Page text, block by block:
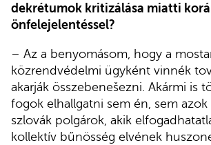
dekrétumok kritizálása miatti
önfelejelentéssel?
– Az a benyomásom, hogy a
közrendvédelmi ügyként vinnék
akarják összebenešezni. Akármi is
fogok elhallgatni sem én, sem azok
szlovák polgárok, akik
kollektív bűnösség elvének